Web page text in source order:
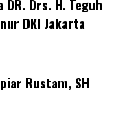
Drs. H. Teguh
DKI Jakarta
Rustam, SH